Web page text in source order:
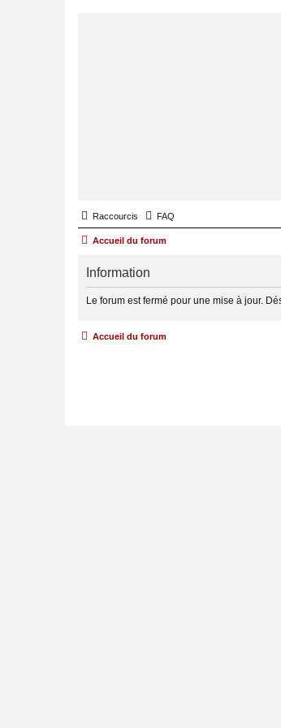
Raccourcis FAQ
Accueil du forum
Information
Le forum est fermé pour une mise à jour.
Accueil du forum